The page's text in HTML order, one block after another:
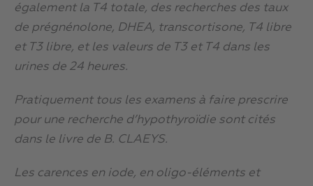
également la T4 totale, des recherches des taux
de prégnénolone, DHEA, transcortisone, T4 libre
et T3 libre, et les valeurs de T3 et T4 dans les
urines de 24 heures.
Pratiquement tous les examens à faire prescrire
pour une recherche d’hypothyroïdie sont cités
dans le livre de B. CLAEYS.
Les carences en iode, en oligo-éléments et